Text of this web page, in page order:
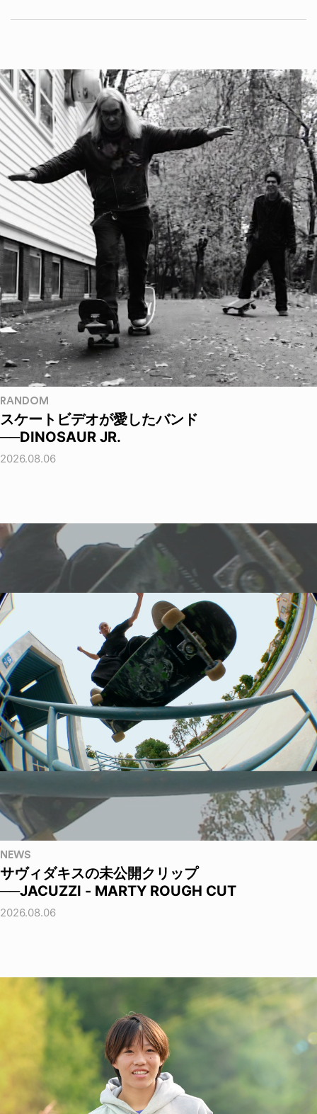
RANDOM
スケートビデオが愛したバンド
──DINOSAUR JR.
2026.08.06
NEWS
サヴィダキスの未公開クリップ
──JACUZZI - MARTY ROUGH CUT
2026.08.06